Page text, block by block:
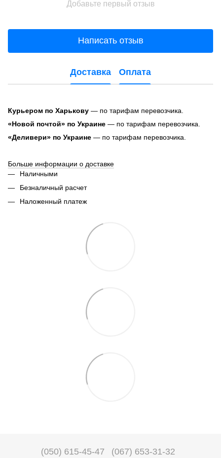
Добавьте первый отзыв
Написать отзыв
Доставка Оплата
Курьером по Харькову — по тарифам перевозчика.
«Новой почтой» по Украине — по тарифам перевозчика.
«Деливери» по Украине — по тарифам перевозчика.
Больше информации о доставке
Наличными
Безналичный расчет
Наложенный платеж
(050) 615-45-47 (067) 653-31-32